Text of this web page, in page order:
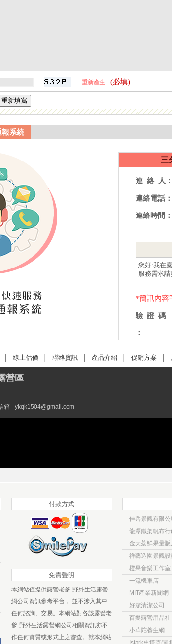
重新產生 (必填)
報系統
三
連 絡 人
連絡電話：
連絡時間：
*簡訊內容
驗 證 碼
：
線上估價 聯絡資訊 產品介紹 促銷方案
營區
箱 ykqk1504@gmail.com
付款方式
免責聲明
本網站僅提供露營老爹-野外生活露營
網公司資訊參考平台， 並不涉入其中
任何諮詢、交易。本網站對各該露營老
爹-野外生活露營網公司相關資訊亦不
作任何實質或形式上之審查。就本網站
佳岳景觀有限公
龍潭鐵架帆布行
金大荔鮮果量販
祥藝造園景觀設
橙果音樂工作室
一流機車店
MIT產業新聞網
好潔清潔公司
百樂露營用品社
小華陀養生網
Istark史塔克(凱